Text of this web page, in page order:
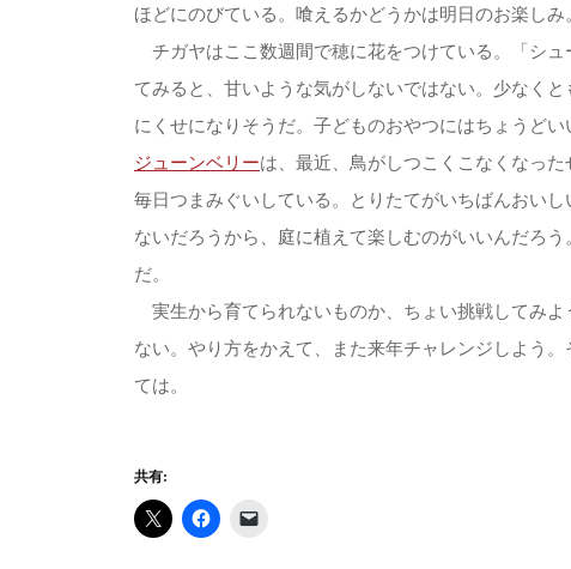
ほどにのびている。喰えるかどうかは明日のお楽しみ。
チガヤはここ数週間で穂に花をつけている。「シ
てみると、甘いような気がしないではない。少なく
にくせになりそうだ。子どものおやつにはちょうどい
ジューンベリーは、最近、鳥がしつこくこなくなっ
毎日つまみぐいしている。とりたてがいちばんおい
ないだろうから、庭に植えて楽しむのがいいんだろ
だ。
実生から育てられないものか、ちょい挑戦してみ
ない。やり方をかえて、また来年チャレンジしよう
ては。
共有: